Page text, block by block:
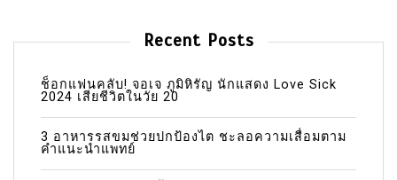
Recent Posts
ช็อกแฟนคลับ! จอเจ ภูมิหิรัญ นักแสดง Love Sick
2024 เสียชีวิตในวัย 20
3 อาหารรสขมช่วยปกป้องไต ชะลอความเสื่อมตาม
คำแนะนำแพทย์